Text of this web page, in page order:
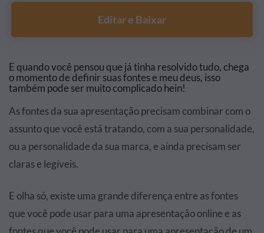
Editar e Baixar
E quando você pensou que já tinha resolvido tudo, chega
o momento de definir suas fontes e meu deus, isso
também pode ser muito complicado hein!
As fontes da sua apresentação precisam combinar com o
assunto que você está tratando, com a sua personalidade,
ou a personalidade da sua marca, e ainda precisam ser
claras e legíveis.
E olha só, existe uma grande diferença entre as fontes
que você pode usar para uma apresentação online e as